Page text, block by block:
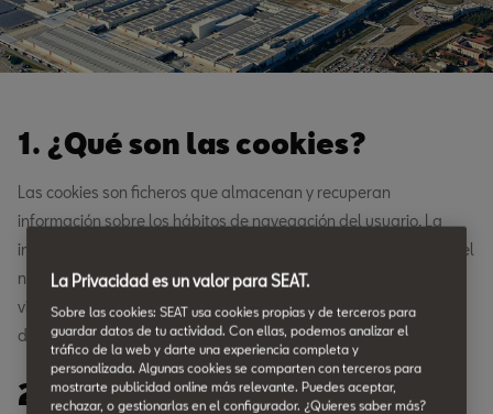
1. ¿Qué son las cookies?
Las cookies son ficheros que almacenan y recuperan
información sobre los hábitos de navegación del usuario. La
información que se obtiene está relacionada, por ejemplo, con el
número de nuevos usuarios, la frecuencia y reincidencia de las
visitas, el tiempo que dura la misma, el navegador o el equipo
desde el que se realiza la visita o se ejecuta la aplicación.
2. Las cookies que utilizamos.
La Privacidad es un valor para SEAT.
Sobre las cookies: SEAT usa cookies propias y de terceros para
guardar datos de tu actividad. Con ellas, podemos analizar el
tráfico de la web y darte una experiencia completa y
personalizada. Algunas cookies se comparten con terceros para
mostrarte publicidad online más relevante. Puedes aceptar,
rechazar, o gestionarlas en el configurador. ¿Quieres saber más?